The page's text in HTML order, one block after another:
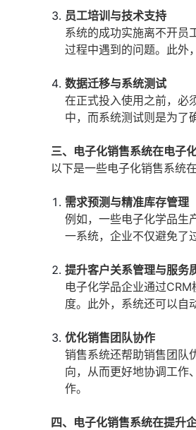
员工培训与技术支持
系统的成功实施离不开员
过程中遇到的问题。此外
数据迁移与系统测试
在正式投入使用之前，必
中，而系统测试则是为了
三、电子化销售系统在电子
以下是一些电子化销售系统
需求预测与精准库存管理
例如，一些电子化学品生
一系统，企业不仅避免了
提升客户关系管理与服务
电子化学品企业通过
度。此外，系统还可以自
优化销售团队协作
销售系统还帮助销售团队
向，从而更好地协调工作
作。
四、电子化销售系统在提升